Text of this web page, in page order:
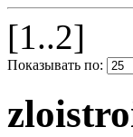
[1..2]
Показывать по: